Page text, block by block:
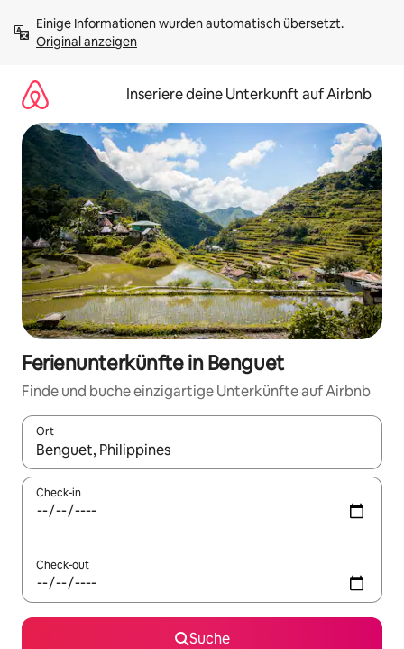
Inhalten
springenOriginal anzeigen
Inseriere deine Unterkunft auf Airbnb
Ferienunterkünfte in Benguet
Finde und buche einzigartige Unterkünfte auf Airbnb
Ort
Wenn Ergebnisse verfügbar sind, navigiere mit den
Check-in
Check-out
Suche